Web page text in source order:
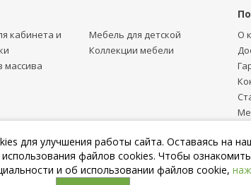
кабинета и
массива
Мебель для детcкой
Коллекции мебели
О
для улучшения работы сайта. Оставаясь на
файлов cookies. Чтобы
и об использовании файлов cookie,